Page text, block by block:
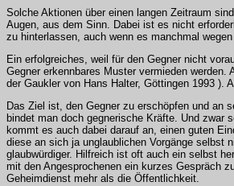
Solche Aktionen über einen langen Zeitraum
Augen, aus dem Sinn. Dabei ist es nicht
zu hinterlassen, auch wenn es manchmal
Ein erfolgreiches, weil für den Gegner nicht
Gegner erkennbares Muster vermieden
der Gaukler von Hans Halter, Göttingen 1993 ).
Das Ziel ist, den Gegner zu erschöpfen und an
bindet man doch gegnerische Kräfte. Und zwar
kommt es auch dabei darauf an, einen guten
diese an sich ja unglaublichen Vorgänge selbst
glaubwürdiger. Hilfreich ist oft auch ein selbst
mit den Angesprochenen ein kurzes Gespräch
Geheimdienst mehr als die Öffentlichkeit.